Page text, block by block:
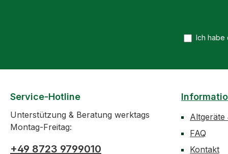
Ich habe
Service-Hotline
Unterstützung & Beratung werktags
Montag-Freitag:
+49 8723 9799010
Altgeräte
FAQ
Kontakt